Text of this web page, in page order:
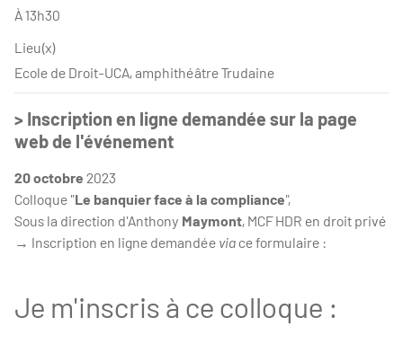
À 13h30
Lieu(x)
Ecole de Droit-UCA, amphithéâtre Trudaine
> Inscription en ligne demandée sur la page
web de l'événement
20 octobre 2023
Colloque "Le banquier face à la compliance",
Sous la direction d'Anthony Maymont, MCF HDR en droit privé
→ Inscription en ligne demandée via ce formulaire :
Je m'inscris à ce colloque :